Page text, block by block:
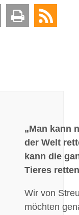
„Man kann
der Welt
kann die
Tieres
Wir von
möchten